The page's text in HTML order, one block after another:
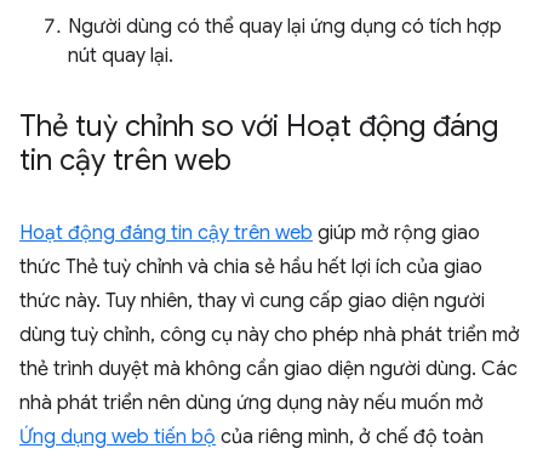
Người dùng có thể quay lại ứng dụng có tích hợp
nút quay lại.
Thẻ tuỳ chỉnh so với Hoạt động đáng
tin cậy trên web
Hoạt động đáng tin cậy trên web giúp mở rộng giao
thức Thẻ tuỳ chỉnh và chia sẻ hầu hết lợi ích của giao
thức này. Tuy nhiên, thay vì cung cấp giao diện người
dùng tuỳ chỉnh, công cụ này cho phép nhà phát triển mở
thẻ trình duyệt mà không cần giao diện người dùng. Các
nhà phát triển nên dùng ứng dụng này nếu muốn mở
Ứng dụng web tiến bộ của riêng mình, ở chế độ toàn